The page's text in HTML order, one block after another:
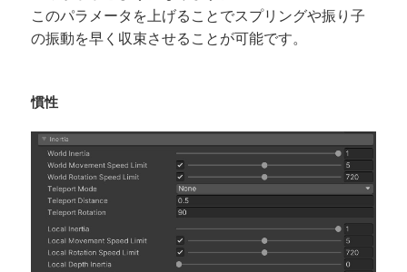
このパラメータを上げることでスプリングや振り子
の振動を早く収束させることが可能です。
慣性